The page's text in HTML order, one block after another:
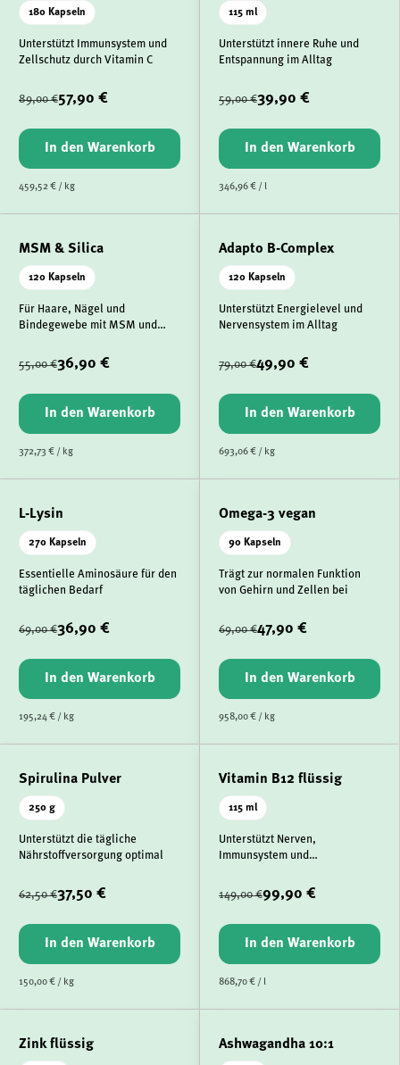
180 Kapseln
Unterstützt Immunsystem und
Zellschutz durch Vitamin C
89,00 €57,90 €
In den Warenkorb
459,52 € / kg
115 ml
Unterstützt innere Ruhe und
Entspannung im Alltag
59,00 €39,90 €
In den Warenkorb
346,96 € / l
MSM & Silica
120 Kapseln
Für Haare, Nägel und
Bindegewebe mit MSM und
55,00 €36,90 €
In den Warenkorb
372,73 € / kg
Adapto B-Complex
120 Kapseln
Unterstützt Energielevel und
Nervensystem im Alltag
79,00 €49,90 €
In den Warenkorb
693,06 € / kg
L-Lysin
270 Kapseln
Essentielle Aminosäure für den
täglichen Bedarf
69,00 €36,90 €
In den Warenkorb
195,24 € / kg
Omega-3 vegan
90 Kapseln
Trägt zur normalen Funktion
von Gehirn und Zellen bei
69,00 €47,90 €
In den Warenkorb
958,00 € / kg
Spirulina Pulver
250 g
Unterstützt die tägliche
Nährstoffversorgung optimal
62,50 €37,50 €
In den Warenkorb
150,00 € / kg
Vitamin B12 flüssig
115 ml
Unterstützt Nerven,
Immunsystem und
149,00 €99,90 €
In den Warenkorb
868,70 € / l
Zink flüssig Ashwagandha 10:1